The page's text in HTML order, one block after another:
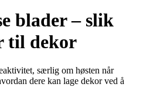
blader – slik
til dekor
særlig om høsten når
dere kan lage dekor ved å